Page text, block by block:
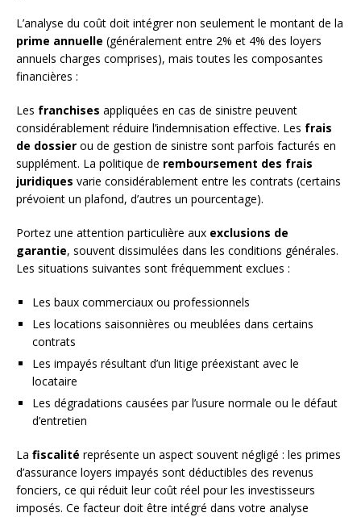
L’analyse du coût doit intégrer non seulement le montant de la
prime annuelle (généralement entre 2% et 4% des loyers
annuels charges comprises), mais toutes les composantes
financières :
Les franchises appliquées en cas de sinistre peuvent
considérablement réduire l’indemnisation effective. Les frais
de dossier ou de gestion de sinistre sont parfois facturés en
supplément. La politique de remboursement des frais
juridiques varie considérablement entre les contrats (certains
prévoient un plafond, d’autres un pourcentage).
Portez une attention particulière aux exclusions de
garantie, souvent dissimulées dans les conditions générales.
Les situations suivantes sont fréquemment exclues :
Les baux commerciaux ou professionnels
Les locations saisonnières ou meublées dans certains
contrats
Les impayés résultant d’un litige préexistant avec le
locataire
Les dégradations causées par l’usure normale ou le défaut
d’entretien
La fiscalité représente un aspect souvent négligé : les primes
d’assurance loyers impayés sont déductibles des revenus
fonciers, ce qui réduit leur coût réel pour les investisseurs
imposés. Ce facteur doit être intégré dans votre analyse